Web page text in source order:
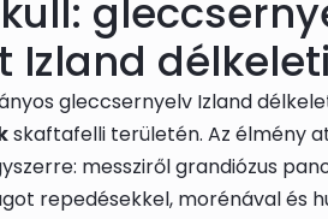
Izland
gleccsernyelv Izland
skaftafelli területén. Az élmény
messziről grandiózus
repedésekkel, morénával és